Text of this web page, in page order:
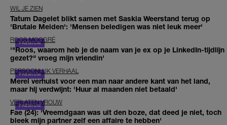
WIL JE ZIEN
Tatum Dagelet blikt samen met Saskia Weerstand terug op
'Brutale Meiden': 'Mensen beledigen was niet leuk meer'
ROOS MOGGRÉ
'"Roos, waarom heb je de naam van je ex op je LinkedIn-tijdlijn
gezet?" vroeg mijn vriendin'
PERSOONLIJK VERHAAL
Merel verhuist voor een man naar andere kant van het land,
maar hij verdwijnt: 'Huur al maanden niet betaald'
VERLATEN VROUW
Fae (24): 'Vreemdgaan was uit den boze, dat deed je niet, toch
bleek mijn partner zelf een affaire te hebben'